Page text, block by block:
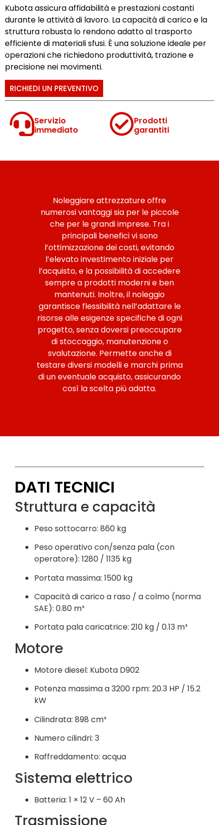
Kubota assicura affidabilità e prestazioni costanti
durante le attività di lavoro. La capacità di carico e la
struttura robusta lo rendono adatto al trasporto
efficiente di materiali sfusi. È una soluzione ideale per
operazioni che richiedono produttività, trazione e
precisione nei movimenti.
RICHIEDI UN PREVENTIVO
Servizio
immediato
Prodotti
garantiti
Noleggiare attrezzature offre
numerosi vantaggi sia per le piccole
che per le grandi imprese. Tra i
principali benefici vi sono
l’ottimizzazione dei costi, evitando
l’elevato investimento iniziale per
l’acquisto, e la possibilità di accedere
sempre a prodotti moderni e ben
mantenuti. Inoltre, il noleggio
garantisce flessibilità nell’adattare le
risorse alle esigenze specifiche di ogni
progetto, senza doversi preoccupare
di stoccaggio, manutenzione o
svalutazione. Permette anche di
testare diversi modelli e marchi prima
di un eventuale acquisto, assicurando
così la scelta più adatta.
DATI TECNICI
Struttura e capacità
Peso sottocarro: 860 kg
Peso operativo con/senza pala (con
operatore): 1280 / 1135 kg
Portata massima: 1500 kg
Capacità di carico a raso / a colmo (norma
SAE): 0.80 m³
Portata pala caricatrice: 210 kg / 0.13 m³
Motore
Motore diesel: Kubota D902
Potenza massima a 3200 rpm: 20.3 HP / 15.2
kW
Cilindrata: 898 cm³
Numero cilindri: 3
Raffreddamento: acqua
Sistema elettrico
Batteria: 1 × 12 V – 60 Ah
Trasmissione